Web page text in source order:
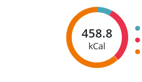
458.8
kCal